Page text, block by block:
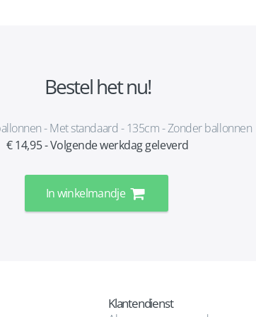
Bestel het nu!
- Met standaard - 135cm - Zonder ballonnen
€ 14,95 - Volgende werkdag geleverd
In winkelmandje
Klantendienst